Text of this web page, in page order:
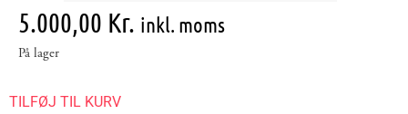
5.000,00 Kr. inkl. moms
På lager
TILFØJ TIL KURV